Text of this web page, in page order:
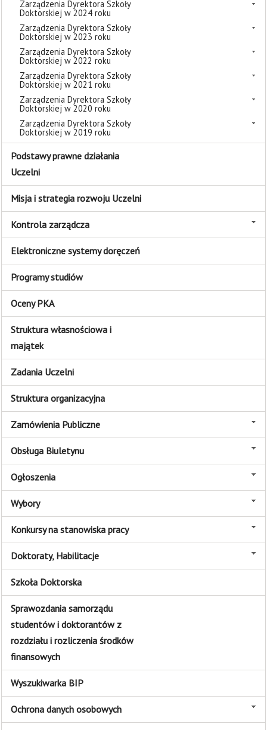
Zarządzenia Dyrektora Szkoły
Doktorskiej w 2024 roku
Zarządzenia Dyrektora Szkoły
Doktorskiej w 2023 roku
Zarządzenia Dyrektora Szkoły
Doktorskiej w 2022 roku
Zarządzenia Dyrektora Szkoły
Doktorskiej w 2021 roku
Zarządzenia Dyrektora Szkoły
Doktorskiej w 2020 roku
Zarządzenia Dyrektora Szkoły
Doktorskiej w 2019 roku
Podstawy prawne działania
Uczelni
Misja i strategia rozwoju Uczelni
Kontrola zarządcza
Elektroniczne systemy doręczeń
Programy studiów
Oceny PKA
Struktura własnościowa i
majątek
Zadania Uczelni
Struktura organizacyjna
Zamówienia Publiczne
Obsługa Biuletynu
Ogłoszenia
Wybory
Konkursy na stanowiska pracy
Doktoraty, Habilitacje
Szkoła Doktorska
Sprawozdania samorządu
studentów i doktorantów z
rozdziału i rozliczenia środków
finansowych
Wyszukiwarka BIP
Ochrona danych osobowych